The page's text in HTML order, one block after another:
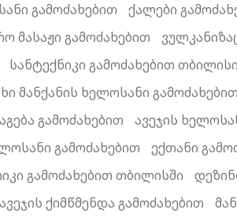
გამოძახებით ქალები
მასაჟი გამოძახებით
სანტექნიკი გამოძახებით თბილისი
მანქანის ხელოსანი გამოძახებით
გამოძახებით ავეჯის
გამოძახებით ექთანი
გამოძახებით თბილისში
ავეჯის ქიმწმენდა გამოძახებით